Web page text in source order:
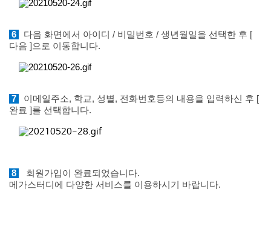
6
다음 화면에서 아이디 / 비밀번호 / 생년월일을 선택한 후 [
다음 ]으로 이동합니다.
7
이메일주소, 학교, 성별, 전화번호등의 내용을 입력하신 후 [
완료 ]를 선택합니다.
8
회원가입이 완료되었습니다.
메가스터디에 다양한 서비스를 이용하시기 바랍니다.